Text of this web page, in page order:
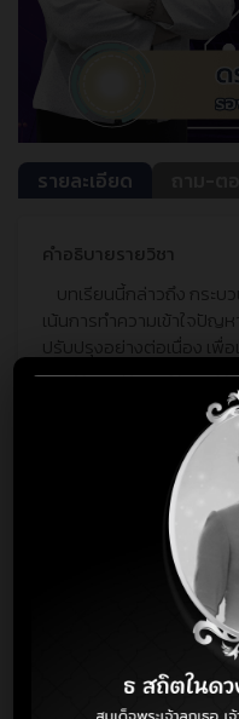
รายละเอียด
คำอธิบายรายวิชา
บทเรียนนี้กล่าวถึง กระบ
เน้นการทำความเข้าใจปัญ
ปรับปรุงอย่างต่อเนื่อง เพื่
ค่า พร้อมทั้งเน้นบทบาทขอ
เปลี่ยนแปลงอย่างสร้างสร
เนิ้อหาในคอร์ส
NSM Innovation
NSM Innovation